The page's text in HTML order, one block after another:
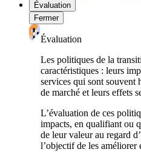
Évaluation
Fermer
Évaluation
Les politiques de la
caractéristiques : leurs
services qui sont souvent
de marché et leurs effets
L’évaluation de ces
impacts, en qualifiant ou
de leur valeur au regard
l’objectif de les améliorer